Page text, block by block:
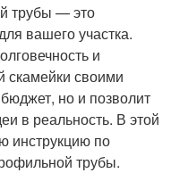
трубы — это
вашего участка.
и
скамейки своими
но и позволит
в реальность. В этой
инструкцию по
трубы.